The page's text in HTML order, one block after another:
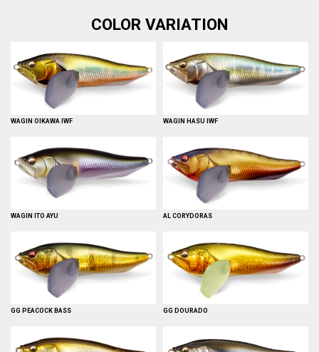
COLOR VARIATION
WAGIN OIKAWA IWF WAGIN HASU IWF
WAGIN ITO AYU AL CORYDORAS
GG PEACOCK BASS GG DOURADO